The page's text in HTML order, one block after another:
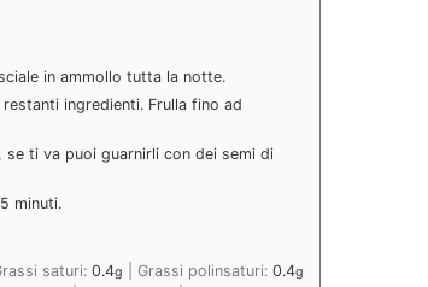
in ammollo tutta la notte.
ingredienti. Frulla fino ad
se ti va puoi guarnirli con dei semi di
minuti.
saturi: 0.4g Grassi polinsaturi: 0.4g